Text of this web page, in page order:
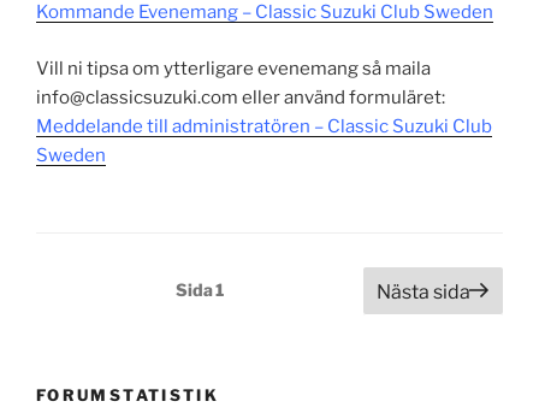
Kommande Evenemang – Classic Suzuki Club Sweden
Vill ni tipsa om ytterligare evenemang så maila
info@classicsuzuki.com eller använd formuläret:
Meddelande till administratören – Classic Suzuki Club
Sweden
SidnumreringSida1 Nästa sida
FORUMSTATISTIK